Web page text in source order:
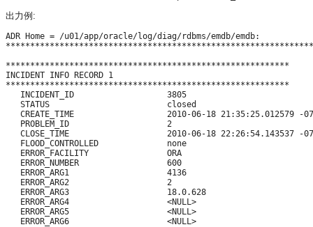
出力例:
ADR Home = /u01/app/oracle/log/diag/rdbms/emdb/emdb:
**********************************************************
INCIDENT INFO RECORD 1
**********************************************************
   INCIDENT_ID                   3805
   STATUS                        closed
CREATE_TIME                   2010-06-18 21:35:25.012579 -
   PROBLEM_ID                    2
CLOSE_TIME                    2010-06-18 22:26:54.143537 -
   FLOOD_CONTROLLED              none
   ERROR_FACILITY                ORA
   ERROR_NUMBER                  600
   ERROR_ARG1                    4136
   ERROR_ARG2                    2
   ERROR_ARG3                    18.0.628
   ERROR_ARG4                    <NULL>
   ERROR_ARG5                    <NULL>
   ERROR_ARG6                    <NULL>